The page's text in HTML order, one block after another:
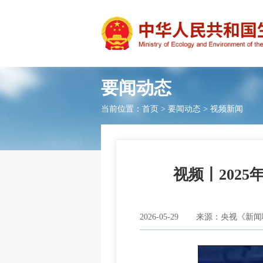
要闻动态
当前位置： 首页 > 要闻动态 > 视频新闻
视频丨2025
2026-05-29 来源：央视《新